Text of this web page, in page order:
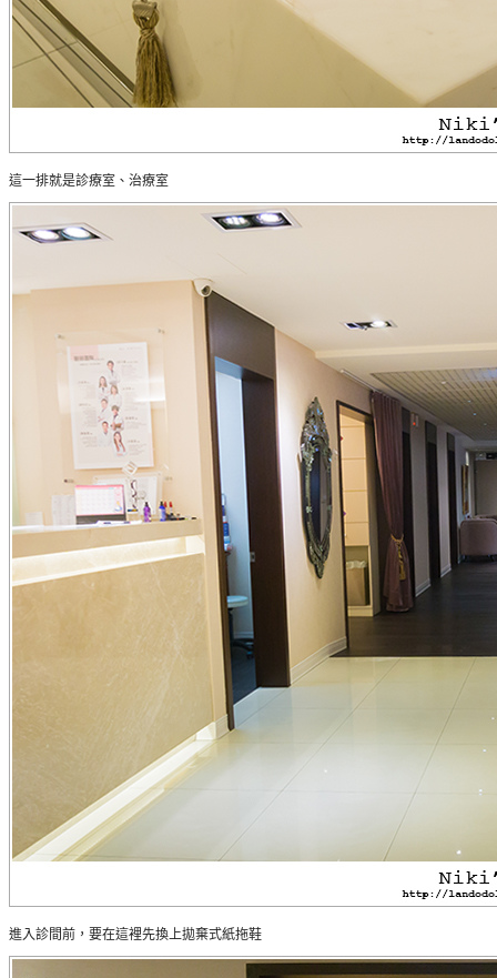
這一排就是診療室、治療室
進入診間前，要在這裡先換上拋棄式紙拖鞋